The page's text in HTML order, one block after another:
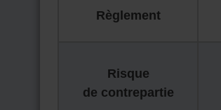
Règlement
Risque
de contrepartie